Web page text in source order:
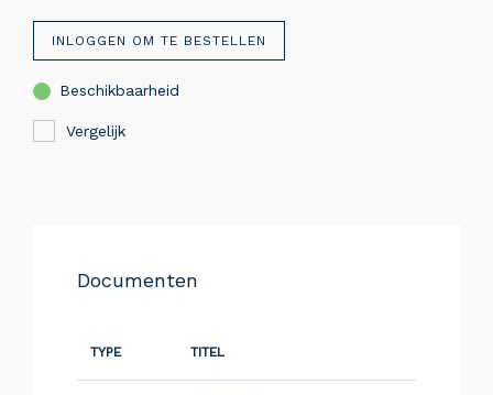
INLOGGEN OM TE BESTELLEN
Beschikbaarheid
Vergelijk
Documenten
TYPE TITEL